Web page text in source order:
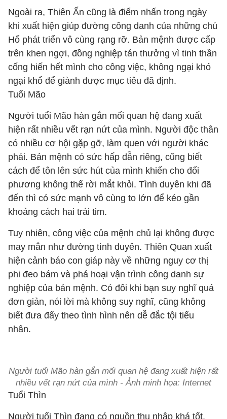
Ngoài ra, Thiên Ấn cũng là điểm nhấn trong ngày
khi xuất hiện giúp đường công danh của những chú
Hổ phát triển vô cùng rạng rỡ. Bản mệnh được cấp
trên khen ngợi, đồng nghiệp tán thưởng vì tinh thần
cống hiến hết mình cho công việc, không ngại khó
ngại khổ để giành được mục tiêu đã định.
Tuổi Mão
Người tuổi Mão hàn gắn mối quan hệ đang xuất
hiện rất nhiều vết rạn nứt của mình. Người độc thân
có nhiều cơ hội gặp gỡ, làm quen với người khác
phái. Bản mệnh có sức hấp dẫn riêng, cũng biết
cách để tôn lên sức hút của mình khiến cho đối
phương không thể rời mắt khỏi. Tình duyên khi đã
đến thì có sức mạnh vô cùng to lớn để kéo gần
khoảng cách hai trái tim.
Tuy nhiên, công việc của mệnh chủ lại không được
may mắn như đường tình duyên. Thiên Quan xuất
hiện cảnh báo con giáp này về những nguy cơ thị
phi đeo bám và phá hoại vận trình công danh sự
nghiệp của bản mệnh. Có đôi khi bạn suy nghĩ quá
đơn giản, nói lời mà không suy nghĩ, cũng không
biết đưa đẩy theo tình hình nên dễ đắc tội tiểu
nhân.
Người tuổi Mão hàn gắn mối quan hệ đang xuất hiện rất
nhiều vết rạn nứt của mình - Ảnh minh họa: Internet
Tuổi Thìn
Người tuổi Thìn đang có nguồn thu nhập khá tốt,